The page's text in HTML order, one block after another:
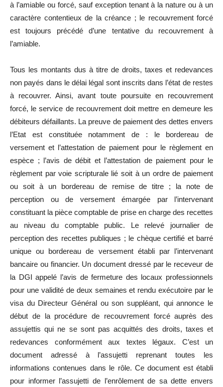
à l’amiable ou forcé, sauf exception tenant à la nature ou à un
caractère contentieux de la créance ; le recouvrement forcé
est toujours précédé d’une tentative du recouvrement à
l’amiable.
Tous les montants dus à titre de droits, taxes et redevances
non payés dans le délai légal sont inscrits dans l’état de restes
à recouvrer. Ainsi, avant toute poursuite en recouvrement
forcé, le service de recouvrement doit mettre en demeure les
débiteurs défaillants. La preuve de paiement des dettes envers
l’Etat est constituée notamment de : le bordereau de
versement et l’attestation de paiement pour le règlement en
espèce ; l’avis de débit et l’attestation de paiement pour le
règlement par voie scripturale lié soit à un ordre de paiement
ou soit à un bordereau de remise de titre ; la note de
perception ou de versement émargée par l’intervenant
constituant la pièce comptable de prise en charge des recettes
au niveau du comptable public. Le relevé journalier de
perception des recettes publiques ; le chèque certifié et barré
unique ou bordereau de versement établi par l’intervenant
bancaire ou financier. Un document dressé par le receveur de
la DGI appelé l’avis de fermeture des locaux professionnels
pour une validité de deux semaines et rendu exécutoire par le
visa du Directeur Général ou son suppléant, qui annonce le
début de la procédure de recouvrement forcé auprès des
assujettis qui ne se sont pas acquittés des droits, taxes et
redevances conformément aux textes légaux. C’est un
document adressé à l’assujetti reprenant toutes les
informations contenues dans le rôle. Ce document est établi
pour informer l’assujetti de l’enrôlement de sa dette envers